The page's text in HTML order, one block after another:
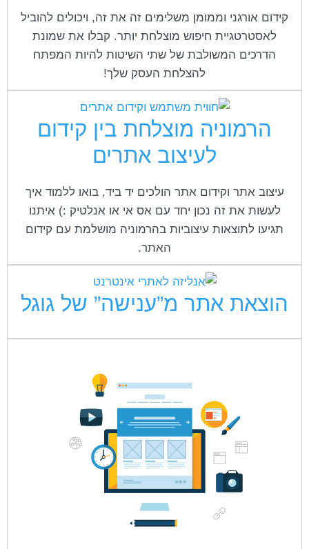
קידום אורגני וממומן משלימים זה את זה, ויכולים להוביל
לאסטרטגיית חיפוש מוצלחת יותר. קבלו את שמונת
הדרכים המשולבת של שתי השיטות להיות המפתח
להצלחת העסק שלך!
הרמוניה מוצלחת בין קידום
לעיצוב אתרים
עיצוב אתר וקידום אתר הולכים יד ביד, בואו ללמוד איך
לעשות את זה נכון יחד עם אס אי או אנלטיק :) איתנו
תגיעו לתוצאות עיצוביות בהרמוניה מושלמת עם קידום
האתר.
הוצאת אתר מ”ענישה” של גוגל